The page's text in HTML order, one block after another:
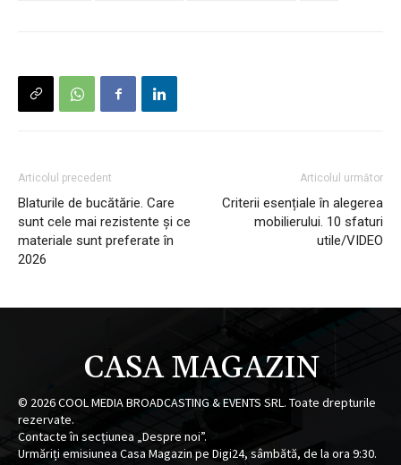
Articolul precedent
Blaturile de bucătărie. Care
sunt cele mai rezistente și ce
materiale sunt preferate în
2026
Articolul următor
Criterii esențiale în alegerea
mobilierului. 10 sfaturi
utile/VIDEO
CASA MAGAZIN
© 2026COOL MEDIA BROADCASTING & EVENTS SRL. Toate drepturile
rezervate.
Contacte în secțiunea „Despre noi”.
Urmăriți emisiunea Casa Magazin pe Digi24, sâmbătă, de la ora 9:30.